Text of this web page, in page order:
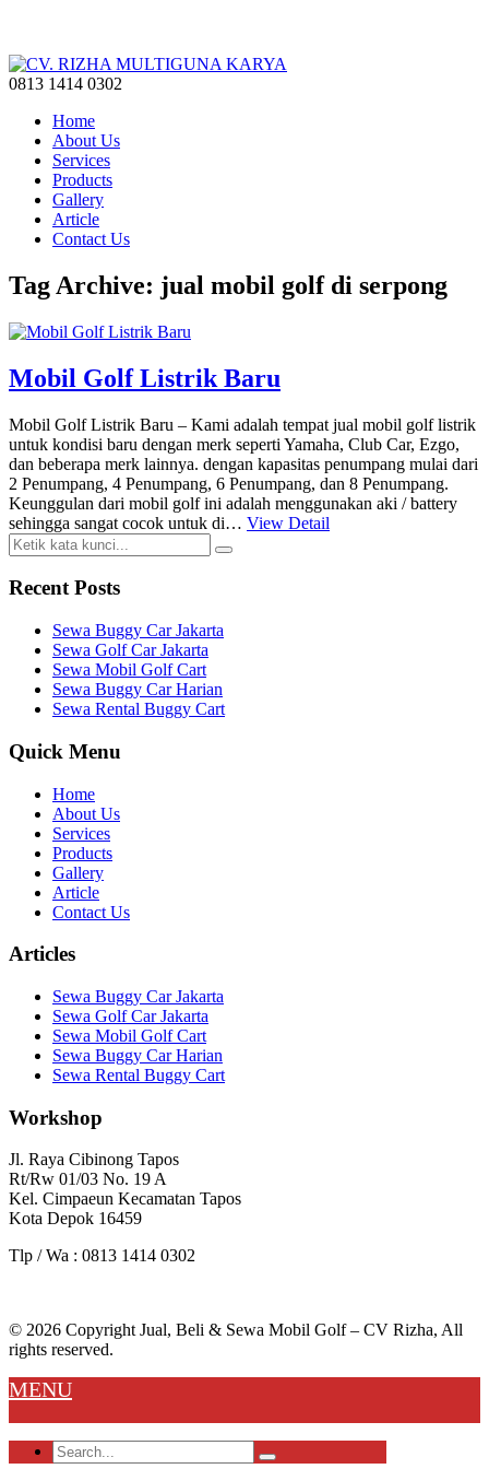
0813 1414 0302
Home
About Us
Services
Products
Gallery
Article
Contact Us
Tag Archive: jual mobil golf di serpong
Mobil Golf Listrik Baru
Mobil Golf Listrik Baru – Kami adalah tempat jual mobil golf listrik
untuk kondisi baru dengan merk seperti Yamaha, Club Car, Ezgo,
dan beberapa merk lainnya. dengan kapasitas penumpang mulai dari
2 Penumpang, 4 Penumpang, 6 Penumpang, dan 8 Penumpang.
Keunggulan dari mobil golf ini adalah menggunakan aki / battery
sehingga sangat cocok untuk di… View Detail
Recent Posts
Sewa Buggy Car Jakarta
Sewa Golf Car Jakarta
Sewa Mobil Golf Cart
Sewa Buggy Car Harian
Sewa Rental Buggy Cart
Quick Menu
Home
About Us
Services
Products
Gallery
Article
Contact Us
Articles
Sewa Buggy Car Jakarta
Sewa Golf Car Jakarta
Sewa Mobil Golf Cart
Sewa Buggy Car Harian
Sewa Rental Buggy Cart
Workshop
Jl. Raya Cibinong Tapos
Rt/Rw 01/03 No. 19 A
Kel. Cimpaeun Kecamatan Tapos
Kota Depok 16459
Tlp / Wa : 0813 1414 0302
© 2026 Copyright Jual, Beli & Sewa Mobil Golf – CV Rizha, All
rights reserved.
MENU